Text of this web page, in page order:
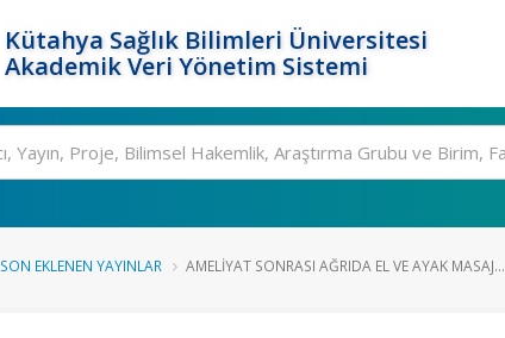
Kütahya Sağlık Bilimleri Üniversitesi
Akademik Veri Yönetim Sistemi
SON EKLENEN YAYINLAR AMELIYAT SONRASI AĞRIDA EL VE AYAK MASAJ...